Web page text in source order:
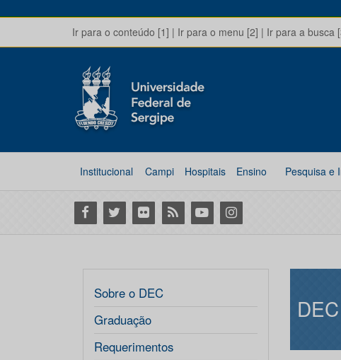
Ir para o conteúdo [1] | Ir para o menu [2] | Ir para a busca
Institucional Campi Hospitais Ensino Pesquisa e
Facebook
Twitter Flickr RSS YoutubeInstagram
Sobre o DEC
Graduação
Requerimentos
DEC